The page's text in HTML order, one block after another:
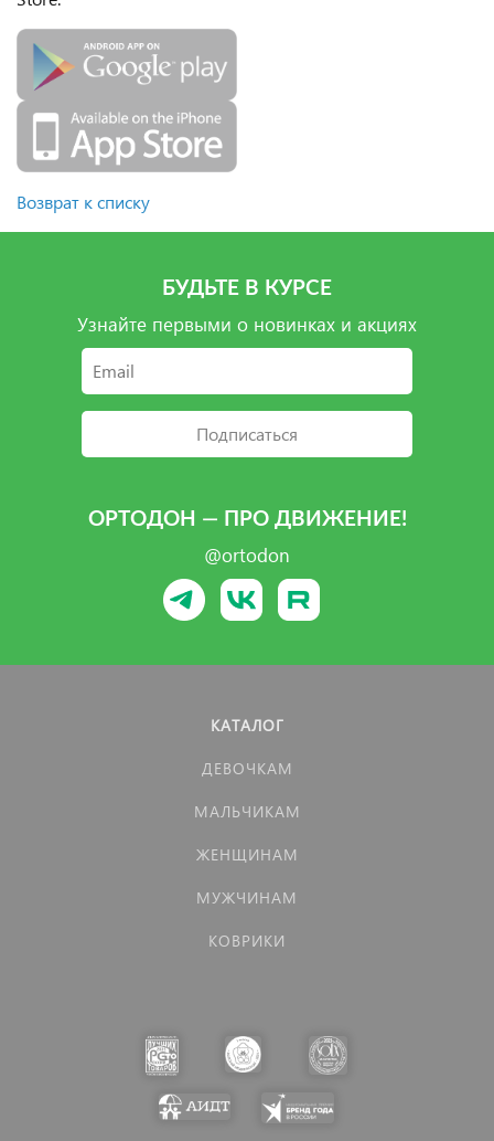
Возврат к списку
БУДЬТЕ В КУРСЕ
Узнайте первыми о новинках и акциях
Подписаться
ОРТОДОН — ПРО ДВИЖЕНИЕ!
@ortodon
КАТАЛОГ
ДЕВОЧКАМ
МАЛЬЧИКАМ
ЖЕНЩИНАМ
МУЖЧИНАМ
КОВРИКИ